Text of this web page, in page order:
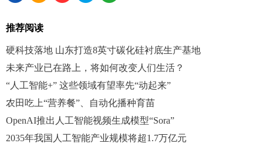
推荐阅读
硬科技落地 山东打造8英寸碳化硅衬底生产基地
未来产业已在路上，将如何改变人们生活？
“人工智能+” 这些领域有望率先“动起来”
农田吃上“营养餐”、自动化播种育苗
OpenAI推出人工智能视频生成模型“Sora”
2035年我国人工智能产业规模将超1.7万亿元